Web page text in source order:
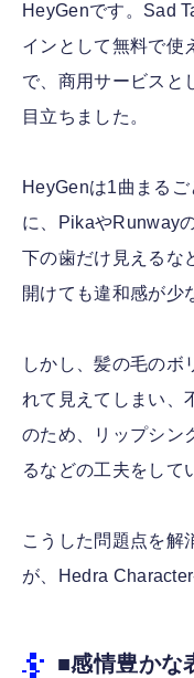
HeyGenです。Sad
インとして無料で使
で、商用サービスと
目立ちました。
HeyGenは1曲まる
に、PikaやRunway
下の歯だけ見えるな
開けても違和感が少
しかし、髪の毛のボ
れて見えてしまい、
のため、リップシン
るなどの工夫をして
こうした問題点を解
が、Hedra
■感情豊かな